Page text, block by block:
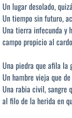
Un lugar desolado, quizá
Un tiempo sin futuro,
Una tierra infecunda y
campo propicio al
Una piedra que afila la
Un hambre vieja que
Una rabia civil, sangre
al filo de la herida en